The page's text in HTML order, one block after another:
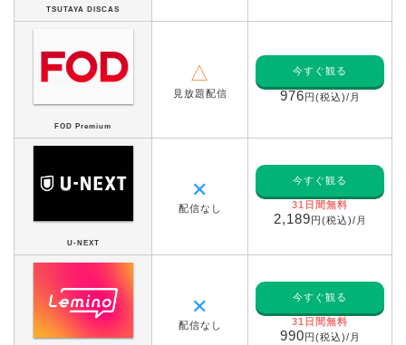
TSUTAYA DISCAS
FOD Premium
△
見放題配信
今すぐ観る
976円(税込)/月
U-NEXT
✕
配信なし
今すぐ観る
31日間無料
2,189円(税込)/月
✕
配信なし
今すぐ観る
31日間無料
990円(税込)/月